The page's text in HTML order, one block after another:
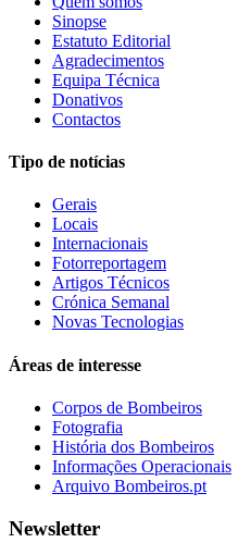
Sinopse
Estatuto Editorial
Agradecimentos
Equipa Técnica
Donativos
Contactos
Tipo de notícias
Gerais
Locais
Internacionais
Fotorreportagem
Artigos Técnicos
Crónica Semanal
Novas Tecnologias
Áreas de interesse
Corpos de Bombeiros
Fotografia
História dos Bombeiros
Informações Operacionais
Arquivo Bombeiros.pt
Newsletter